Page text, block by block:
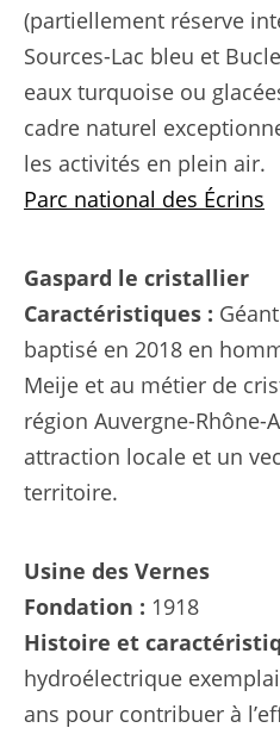
(partiellement réserve
Sources-Lac bleu et
eaux turquoise ou
cadre naturel
les activités en plein air.
Parc national des Écrins
Gaspard le cristallier
Caractéristiques :
baptisé en 2018 en
Meije et au métier de
région Auvergne-Rhône-
attraction locale et un
territoire.
Usine des Vernes
Fondation : 1918
Histoire et
hydroélectrique
ans pour contribuer à